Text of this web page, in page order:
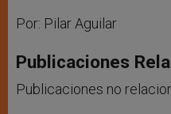
Por: Pilar Aguilar
Publicaciones
Publicaciones no